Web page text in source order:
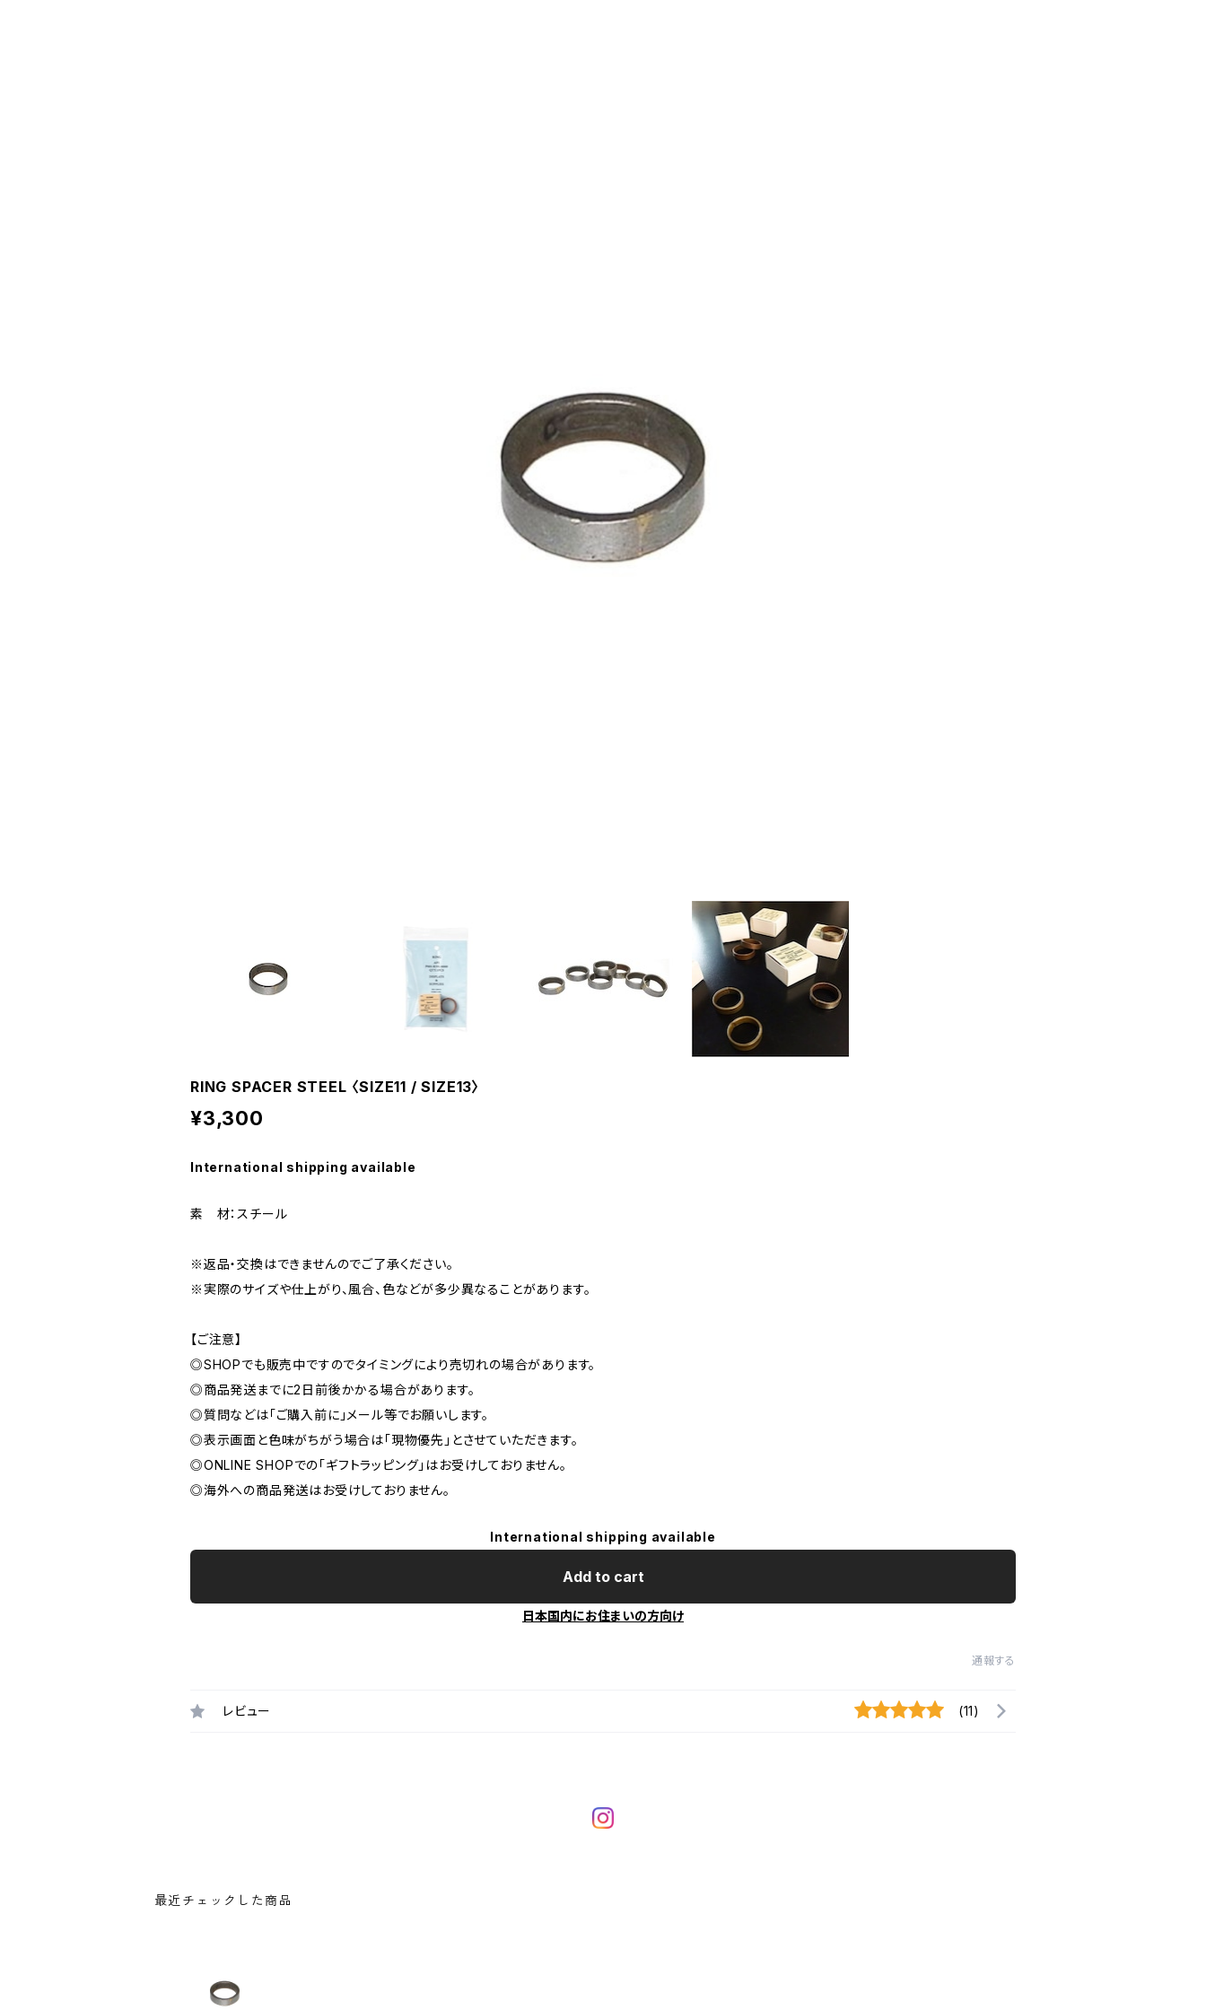
RING SPACER STEEL 〈SIZE11 / SIZE13〉
¥3,300
International shipping available
素 材：スチール
※返品・交換はできませんのでご了承ください。
※実際のサイズや仕上がり、風合、色などが多少異なることがあります。
【ご注意】
◎SHOPでも販売中ですのでタイミングにより売切れの場合があります。
◎商品発送までに2日前後かかる場合があります。
◎質問などは「ご購入前に」メール等でお願いします。
◎表示画面と色味がちがう場合は「現物優先」とさせていただきます。
◎ONLINE SHOPでの「ギフトラッピング」はお受けしておりません。
◎海外への商品発送はお受けしておりません。
International shipping available
Add to cart
日本国内にお住まいの方向け
通報する
レビュー (11)
最近チェックした商品